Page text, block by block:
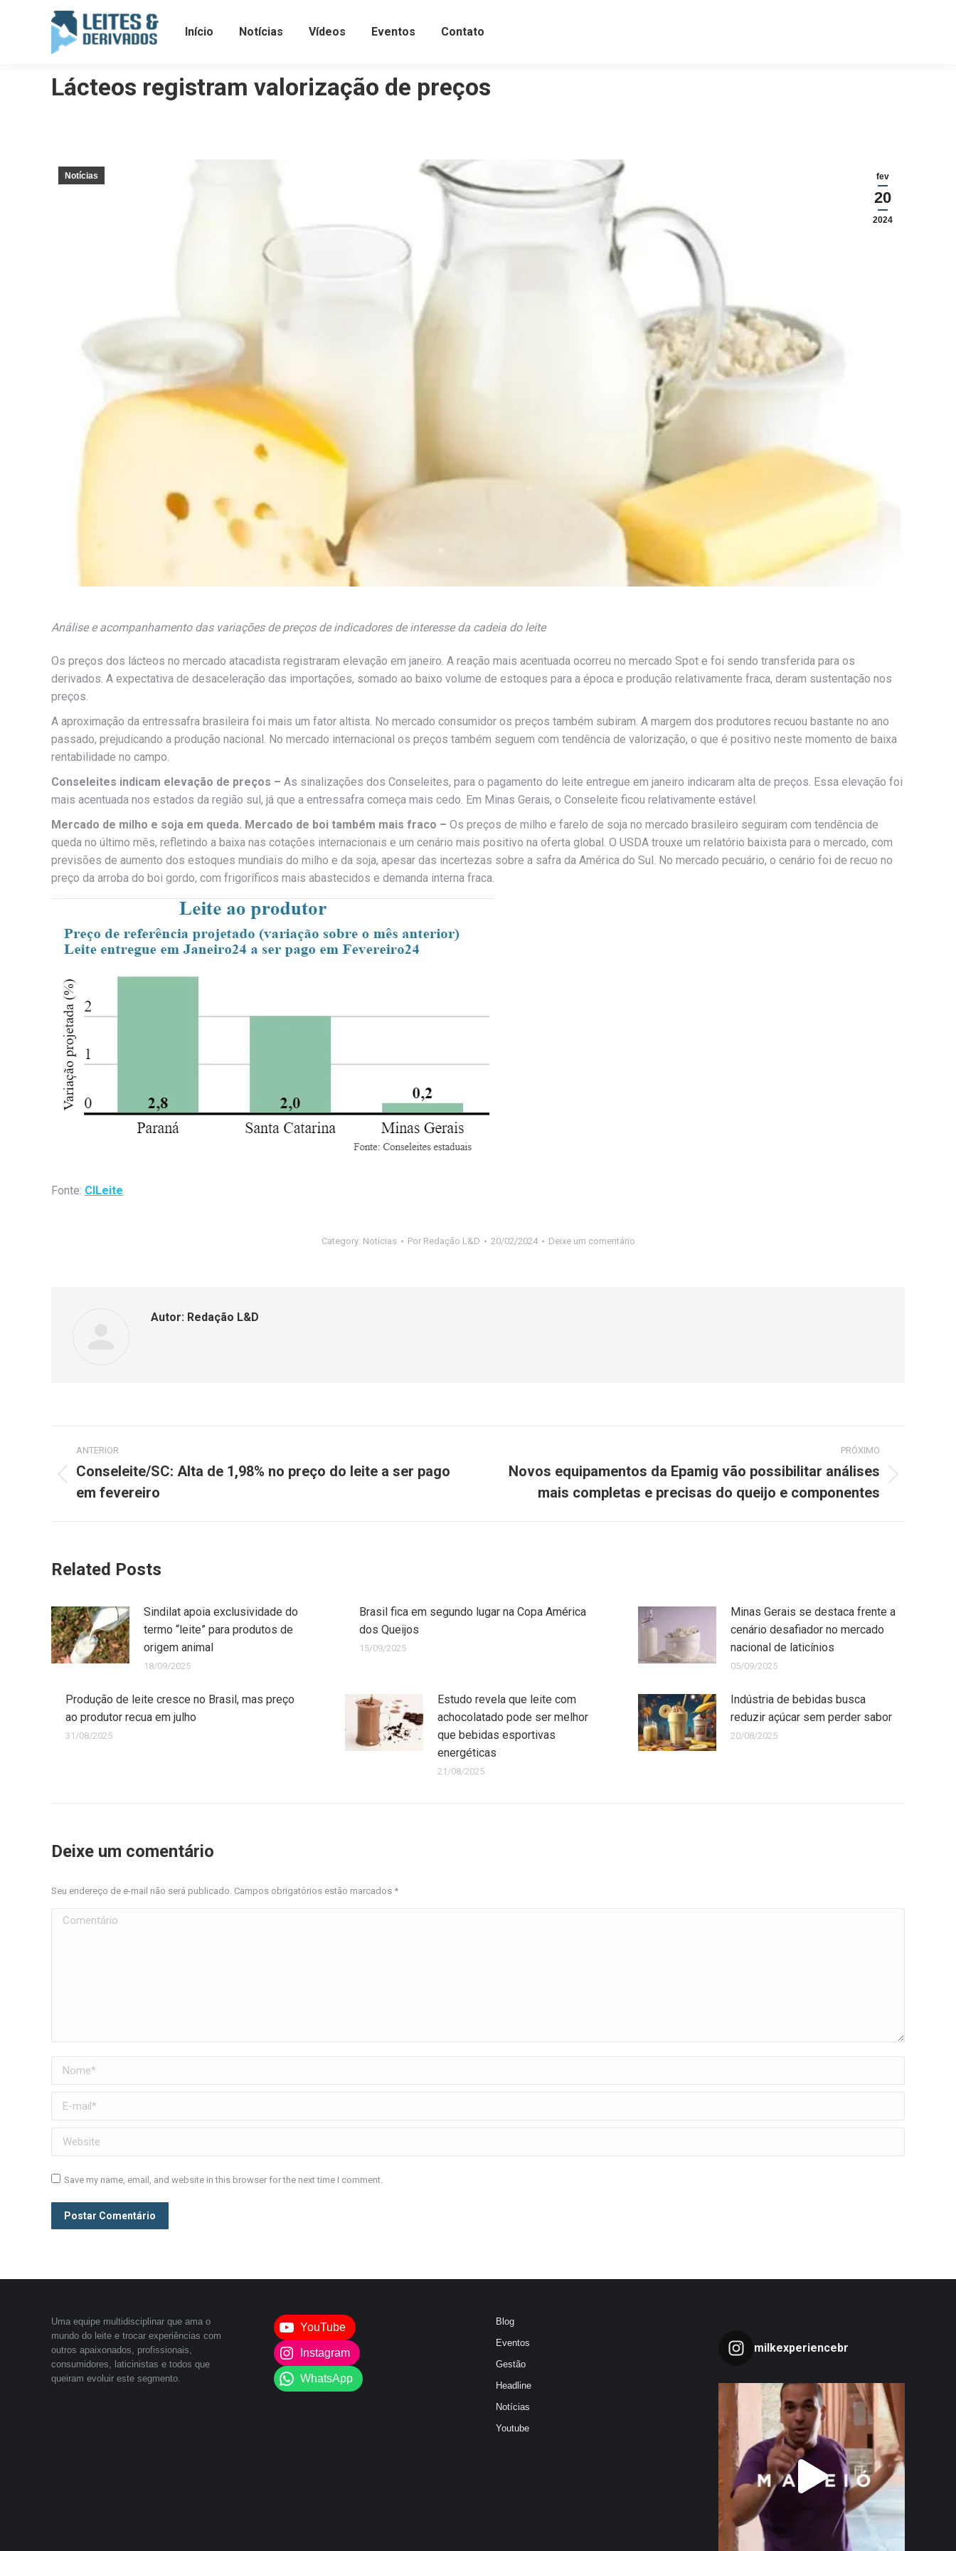
Início Notícias Vídeos Eventos Contato
Lácteos registram valorização de preços
fev
20
2024
Notícias
Análise e acompanhamento das variações de preços de indicadores de interesse da cadeia do leite
Os preços dos lácteos no mercado atacadista registraram elevação em janeiro. A reação mais acentuada ocorreu no mercado Spot e foi sendo transferida para os
derivados. A expectativa de desaceleração das importações, somado ao baixo volume de estoques para a época e produção relativamente fraca, deram sustentação nos
preços.
A aproximação da entressafra brasileira foi mais um fator altista. No mercado consumidor os preços também subiram. A margem dos produtores recuou bastante no ano
passado, prejudicando a produção nacional. No mercado internacional os preços também seguem com tendência de valorização, o que é positivo neste momento de baixa
rentabilidade no campo.
Conseleites indicam elevação de preços – As sinalizações dos Conseleites, para o pagamento do leite entregue em janeiro indicaram alta de preços. Essa elevação foi
mais acentuada nos estados da região sul, já que a entressafra começa mais cedo. Em Minas Gerais, o Conseleite ficou relativamente estável.
Mercado de milho e soja em queda. Mercado de boi também mais fraco – Os preços de milho e farelo de soja no mercado brasileiro seguiram com tendência de
queda no último mês, refletindo a baixa nas cotações internacionais e um cenário mais positivo na oferta global. O USDA trouxe um relatório baixista para o mercado, com
previsões de aumento dos estoques mundiais do milho e da soja, apesar das incertezas sobre a safra da América do Sul. No mercado pecuário, o cenário foi de recuo no
preço da arroba do boi gordo, com frigoríficos mais abastecidos e demanda interna fraca.
Fonte: CILeite
Category: Notícias Por Redação L&D 20/02/2024 Deixe um comentário
Autor: Redação L&D
ANTERIOR
Conseleite/SC: Alta de 1,98% no preço do leite a ser pago
em fevereiro
PRÓXIMO
Novos equipamentos da Epamig vão possibilitar análises
mais completas e precisas do queijo e componentes
Related Posts
Sindilat apoia exclusividade do
termo “leite” para produtos de
origem animal
18/09/2025
Brasil fica em segundo lugar na Copa América
dos Queijos
15/09/2025
Minas Gerais se destaca frente a
cenário desafiador no mercado
nacional de laticínios
05/09/2025
Produção de leite cresce no Brasil, mas preço
ao produtor recua em julho
31/08/2025
Estudo revela que leite com
achocolatado pode ser melhor
que bebidas esportivas
energéticas
21/08/2025
Indústria de bebidas busca
reduzir açúcar sem perder sabor
20/08/2025
Deixe um comentário
Seu endereço de e-mail não será publicado. Campos obrigatórios estão marcados *
Comentário
Nome *
E-mail *
Website
Save my name, email, and website in this browser for the next time I comment.
Postar Comentário
Uma equipe multidisciplinar que ama o
mundo do leite e trocar experiências com
outros apaixonados, profissionais,
consumidores, laticinistas e todos que
queiram evoluir este segmento.
YouTube
Instagram
WhatsApp
Blog
Eventos
Gestão
Headline
Notícias
Youtube
milkexperiencebr